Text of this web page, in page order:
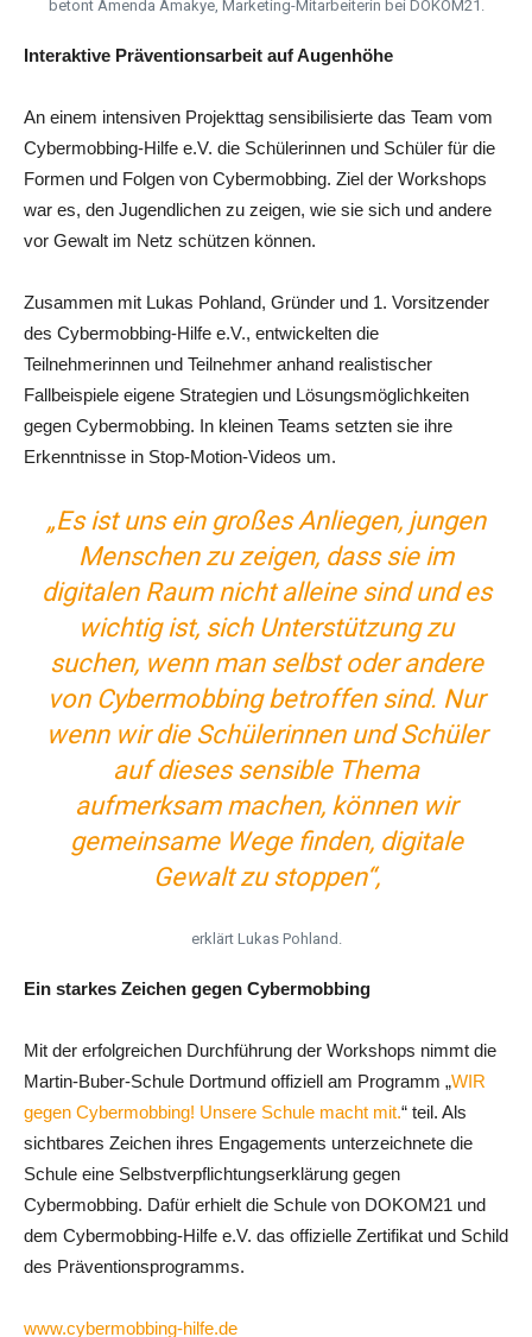
betont Amenda Amakye, Marketing-Mitarbeiterin bei DOKOM21.
Interaktive Präventionsarbeit auf Augenhöhe
An einem intensiven Projekttag sensibilisierte das Team vom
Cybermobbing-Hilfe e.V. die Schülerinnen und Schüler für die
Formen und Folgen von Cybermobbing. Ziel der Workshops
war es, den Jugendlichen zu zeigen, wie sie sich und andere
vor Gewalt im Netz schützen können.
Zusammen mit Lukas Pohland, Gründer und 1. Vorsitzender
des Cybermobbing-Hilfe e.V., entwickelten die
Teilnehmerinnen und Teilnehmer anhand realistischer
Fallbeispiele eigene Strategien und Lösungsmöglichkeiten
gegen Cybermobbing. In kleinen Teams setzten sie ihre
Erkenntnisse in Stop-Motion-Videos um.
„Es ist uns ein großes Anliegen, jungen
Menschen zu zeigen, dass sie im
digitalen Raum nicht alleine sind und es
wichtig ist, sich Unterstützung zu
suchen, wenn man selbst oder andere
von Cybermobbing betroffen sind. Nur
wenn wir die Schülerinnen und Schüler
auf dieses sensible Thema
aufmerksam machen, können wir
gemeinsame Wege finden, digitale
Gewalt zu stoppen“,
erklärt Lukas Pohland.
Ein starkes Zeichen gegen Cybermobbing
Mit der erfolgreichen Durchführung der Workshops nimmt die
Martin-Buber-Schule Dortmund offiziell am Programm „WIR
gegen Cybermobbing! Unsere Schule macht mit.“ teil. Als
sichtbares Zeichen ihres Engagements unterzeichnete die
Schule eine Selbstverpflichtungserklärung gegen
Cybermobbing. Dafür erhielt die Schule von DOKOM21 und
dem Cybermobbing-Hilfe e.V. das offizielle Zertifikat und Schild
des Präventionsprogramms.
www.cybermobbing-hilfe.de